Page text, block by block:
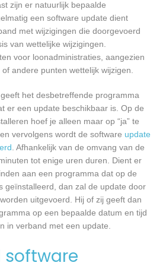
zijn er natuurlijk bepaalde
een software update dient
met wijzigingen die doorgevoerd
van wettelijke wijzigingen.
voor loonadministraties, aangezien
andere punten wettelijk wijzigen.
het desbetreffende programma
er een update beschikbaar is. Op de
hoef je alleen maar op “ja” te
vervolgens wordt de software update
. Afhankelijk van de omvang van de
tot enige uren duren. Dient er
aan een programma dat op de
geïnstalleerd, dan zal de update door
uitgevoerd. Hij of zij geeft dan
op een bepaalde datum en tijd
in verband met een update.
software